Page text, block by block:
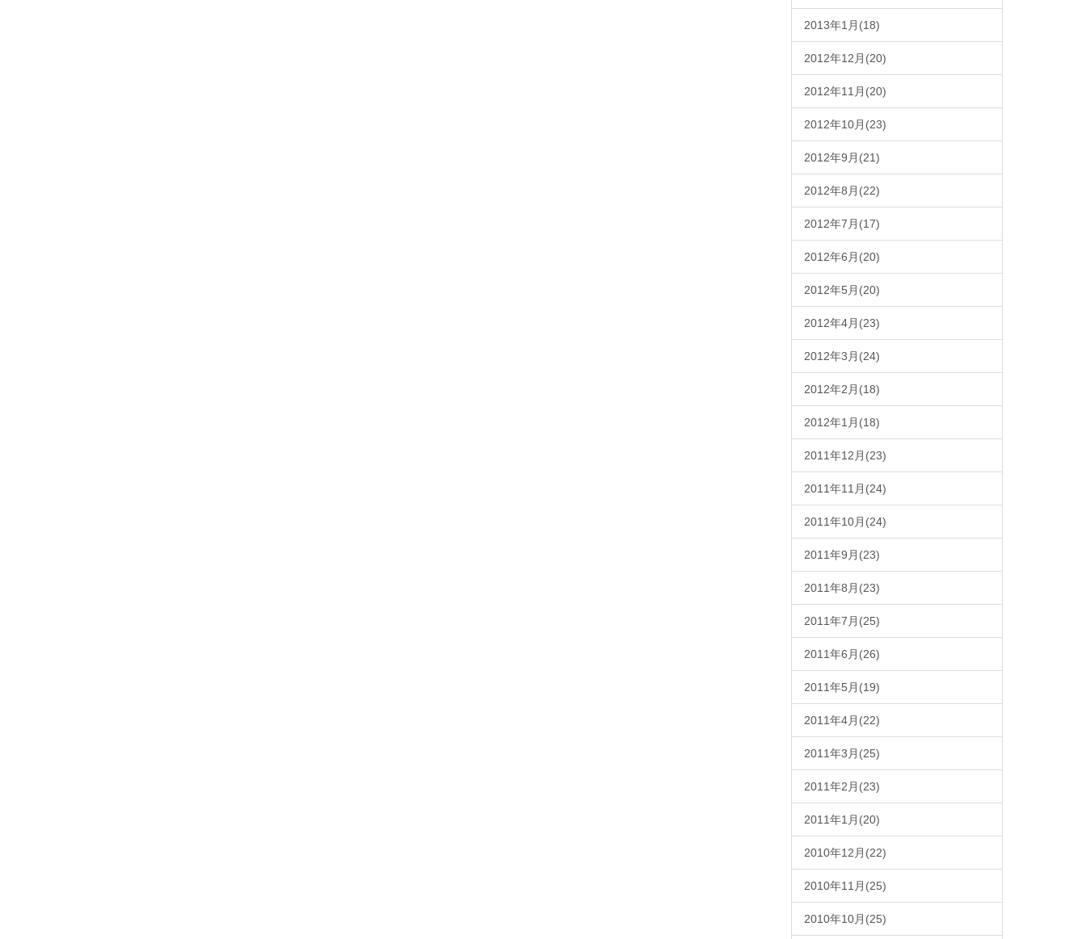
2013年1月(18)
2012年12月(20)
2012年11月(20)
2012年10月(23)
2012年9月(21)
2012年8月(22)
2012年7月(17)
2012年6月(20)
2012年5月(20)
2012年4月(23)
2012年3月(24)
2012年2月(18)
2012年1月(18)
2011年12月(23)
2011年11月(24)
2011年10月(24)
2011年9月(23)
2011年8月(23)
2011年7月(25)
2011年6月(26)
2011年5月(19)
2011年4月(22)
2011年3月(25)
2011年2月(23)
2011年1月(20)
2010年12月(22)
2010年11月(25)
2010年10月(25)